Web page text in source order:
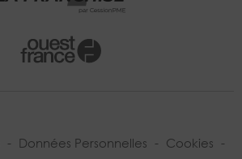
- Données Personnelles - Cookies -